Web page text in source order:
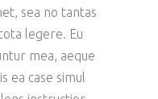
sea no tantas
legere. Eu
mea, aeque
ea case simul